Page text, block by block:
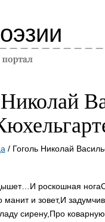
/ Гоголь Николай
И роскошная нога
манит и зовет,И
сирену, Про